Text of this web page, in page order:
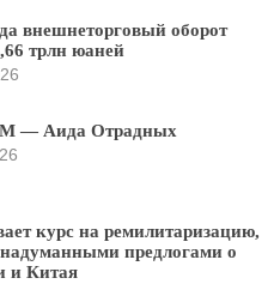
внешнеторговый оборот
трлн юаней
— Аида Отрадных
курс на ремилитаризацию,
предлогами о
и Китая